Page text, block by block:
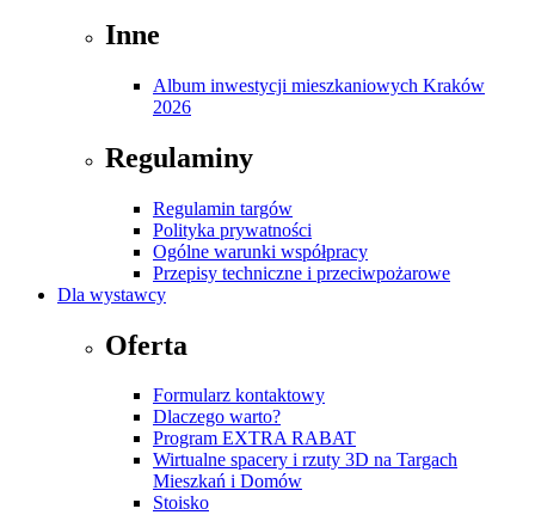
Inne
Album inwestycji mieszkaniowych Kraków
2026
Regulaminy
Regulamin targów
Polityka prywatności
Ogólne warunki współpracy
Przepisy techniczne i przeciwpożarowe
Dla wystawcy
Oferta
Formularz kontaktowy
Dlaczego warto?
Program EXTRA RABAT
Wirtualne spacery i rzuty 3D na Targach
Mieszkań i Domów
Stoisko